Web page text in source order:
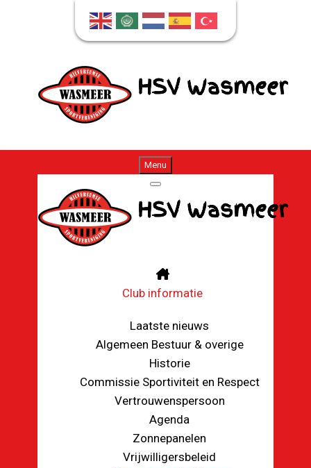
Menu
Club informatie
Laatste nieuws
Algemeen Bestuur & overige
Historie
Commissie Sportiviteit en Respect
Vertrouwenspersoon
Agenda
Zonnepanelen
Vrijwilligersbeleid